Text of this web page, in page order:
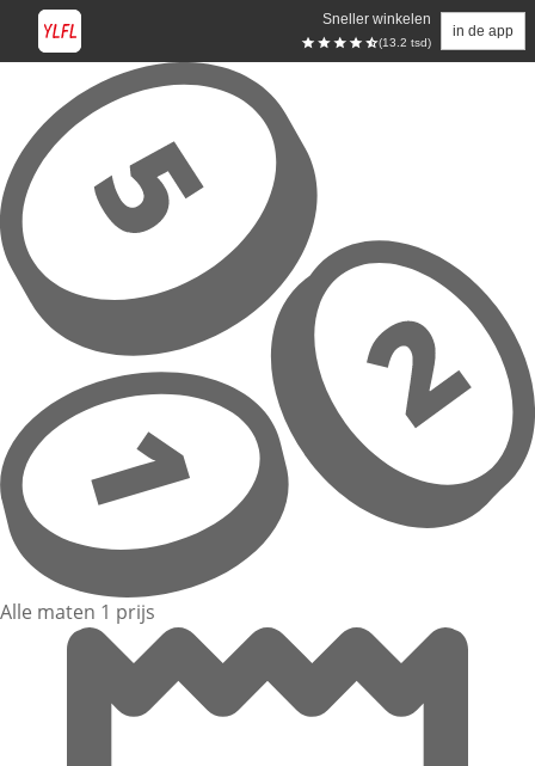
Sneller winkelen
(13.2 tsd)
in de app
Overslaan naar hoofdinhoud
Alle maten 1 prijs